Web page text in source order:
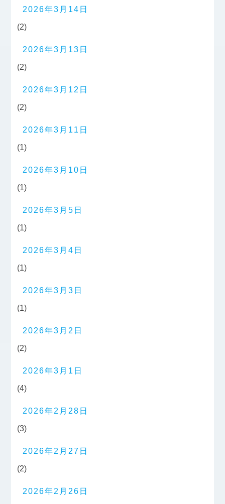
2026年3月14日
(2)
2026年3月13日
(2)
2026年3月12日
(2)
2026年3月11日
(1)
2026年3月10日
(1)
2026年3月5日
(1)
2026年3月4日
(1)
2026年3月3日
(1)
2026年3月2日
(2)
2026年3月1日
(4)
2026年2月28日
(3)
2026年2月27日
(2)
2026年2月26日